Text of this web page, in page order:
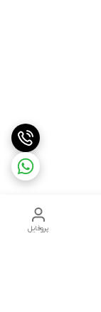
پروفایل